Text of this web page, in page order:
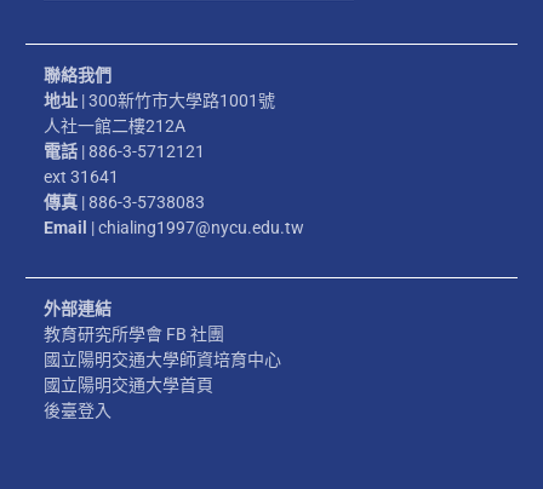
聯絡我們
地址 | 300新竹市大學路1001號
人社一館二樓212A
電話 | 886-3-5712121
ext 31641
傳真 | 886-3-5738083
Email | chialing1997@nycu.edu.tw
外部連結
教育研究所學會 FB 社團
國立陽明交通大學師資培育中心
國立陽明交通大學首頁
後臺登入